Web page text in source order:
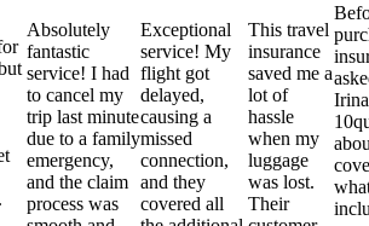
Absolutely
fantastic
service! I had
to cancel my
trip last minute
due to a family
emergency,
and the claim
process was
Exceptional
service! My
flight got
delayed,
causing a
missed
connection,
and they
covered all
This travel
insurance
saved me a
lot of
hassle
when my
luggage
was lost.
Their